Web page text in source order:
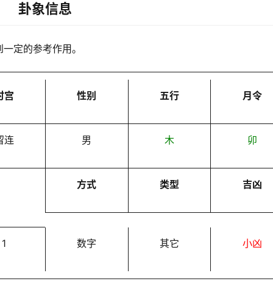
卦象信息
定的参考作用。
宫 性别 五行 月令
连 男 木 卯
方式 类型 吉凶
1 数字 其它 小凶